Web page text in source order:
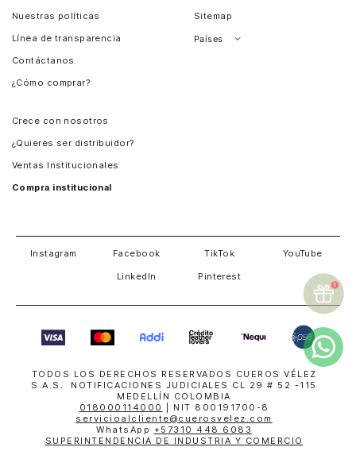
Nuestras políticas
Línea de transparencia
Contáctanos
¿Cómo comprar?
Sitemap
Países
Crece con nosotros
¿Quieres ser distribuidor?
Ventas Institucionales
Compra institucional
Instagram Facebook TikTok YouTube
LinkedIn Pinterest
TODOS LOS DERECHOS RESERVADOS CUEROS VÉLEZ
S.A.S. NOTIFICACIONES JUDICIALES CL 29 # 52 -115
MEDELLÍN COLOMBIA
018000114000
| NIT 800191700-8
servicioalcliente@cuerosvelez.com
WhatsApp +57310 448 6083
SUPERINTENDENCIA DE INDUSTRIA Y COMERCIO